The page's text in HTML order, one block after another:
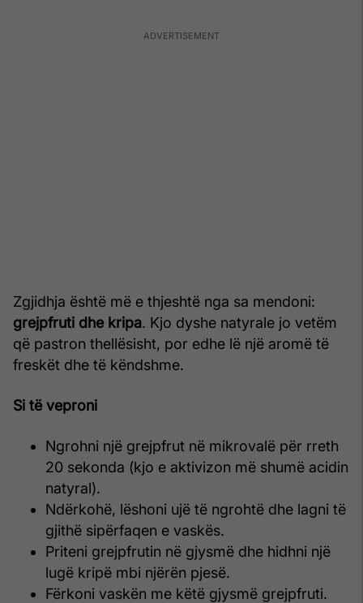
Zgjidhja është më e thjeshtë nga sa mendoni:
grejpfruti dhe kripa. Kjo dyshe natyrale jo vetëm
që pastron thellësisht, por edhe lë një aromë të
freskët dhe të këndshme.
Si të veproni
Ngrohni një grejpfrut në mikrovalë për rreth
20 sekonda (kjo e aktivizon më shumë acidin
natyral).
Ndërkohë, lëshoni ujë të ngrohtë dhe lagni të
gjithë sipërfaqen e vaskës.
Priteni grejpfrutin në gjysmë dhe hidhni një
lugë kripë mbi njërën pjesë.
Fërkoni vaskën me këtë gjysmë grejpfruti.